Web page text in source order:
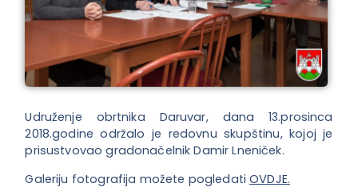
Udruženje obrtnika Daruvar, dana 13.prosinca
2018.godine održalo je redovnu skupštinu, kojoj je
prisustvovao gradonačelnik Damir Lneniček.
Galeriju fotografija možete pogledatiOVDJE.